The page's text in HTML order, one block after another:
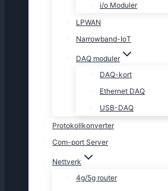
i/o Moduler
LPWAN
Narrowband-IoT
DAQ moduler
DAQ-kort
Ethernet DAQ
USB-DAQ
Protokollkonverter
Com-port Server
Nettverk
4g/5g router